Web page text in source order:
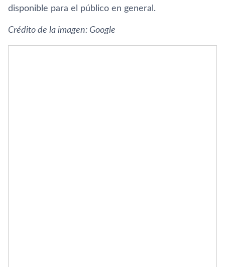
disponible para el público en general.
Crédito de la imagen: Google